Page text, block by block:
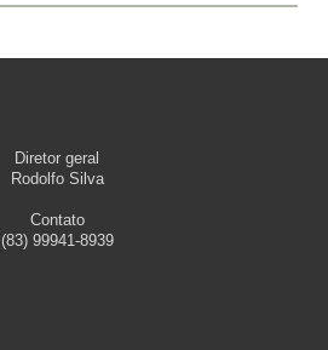
Diretor geral
Rodolfo Silva
Contato
(83) 99941-8939